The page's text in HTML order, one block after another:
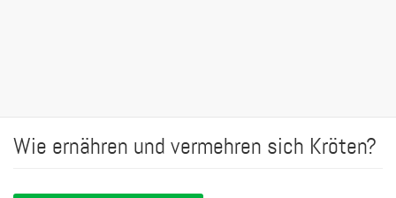
Wie ernähren und vermehren sich Kröten?